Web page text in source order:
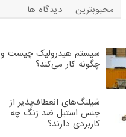
محبوبترین
دیدگاه ها
سیستم هیدرولیک چیست و
چگونه کار می‌کند؟
شیلنگ‌های انعطاف‌پذیر از
جنس استیل ضد زنگ چه
کاربردی دارند؟